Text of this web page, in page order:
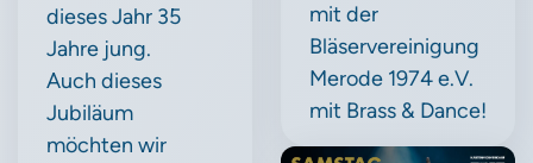
dieses Jahr 35
Jahre jung.
Auch dieses
Jubiläum
möchten wir
mit der
Bläservereinigung
Merode 1974 e.V.
mit Brass & Dance!